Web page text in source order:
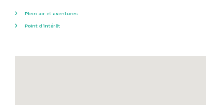
Plein air et aventures
Point d'intérêt